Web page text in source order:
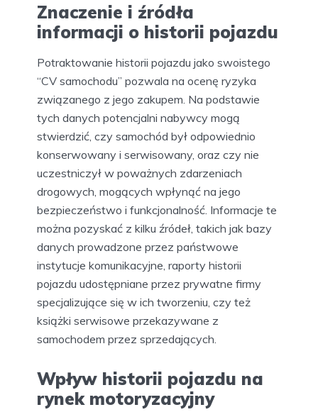
Znaczenie i źródła
informacji o historii pojazdu
Potraktowanie historii pojazdu jako swoistego
“CV samochodu” pozwala na ocenę ryzyka
związanego z jego zakupem. Na podstawie
tych danych potencjalni nabywcy mogą
stwierdzić, czy samochód był odpowiednio
konserwowany i serwisowany, oraz czy nie
uczestniczył w poważnych zdarzeniach
drogowych, mogących wpłynąć na jego
bezpieczeństwo i funkcjonalność. Informacje te
można pozyskać z kilku źródeł, takich jak bazy
danych prowadzone przez państwowe
instytucje komunikacyjne, raporty historii
pojazdu udostępniane przez prywatne firmy
specjalizujące się w ich tworzeniu, czy też
książki serwisowe przekazywane z
samochodem przez sprzedających.
Wpływ historii pojazdu na
rynek motoryzacyjny